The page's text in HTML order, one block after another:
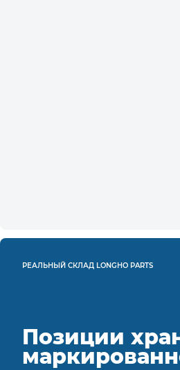
РЕАЛЬНЫЙ СКЛАД LONGHO PARTS
Позиции